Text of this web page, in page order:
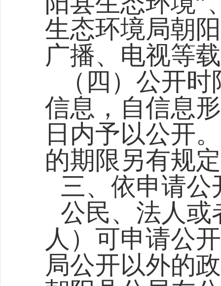
生态环境局朝
广播、电视等
（ 四 ）公开
信息，自信息
日内予以公开
的期限另有规
三、依申请公
公民、法人或
人）可申请公
局公开以外的